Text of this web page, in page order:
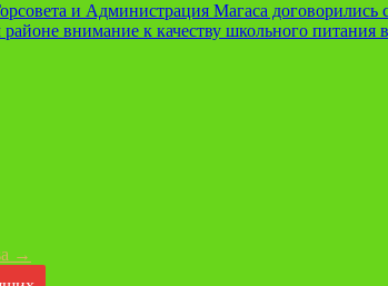
и Администрация Магаса
внимание к качеству школьного
→